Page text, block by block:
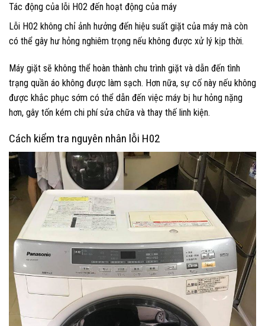
Tác động của lỗi H02 đến hoạt động của máy
Lỗi H02 không chỉ ảnh hưởng đến hiệu suất giặt của máy mà còn
có thể gây hư hỏng nghiêm trọng nếu không được xử lý kịp thời.
Máy giặt sẽ không thể hoàn thành chu trình giặt và dẫn đến tình
trạng quần áo không được làm sạch. Hơn nữa, sự cố này nếu không
được khắc phục sớm có thể dẫn đến việc máy bị hư hỏng nặng
hơn, gây tốn kém chi phí sửa chữa và thay thế linh kiện.
Cách kiểm tra nguyên nhân lỗi H02